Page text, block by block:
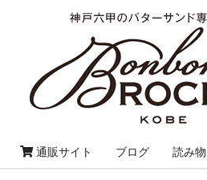
通販サイト ブログ 読み物